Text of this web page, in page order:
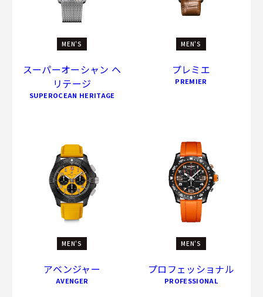
MEN'S
スーパーオーシャン ヘ
リテージ
SUPEROCEAN HERITAGE
MEN'S
プレミエ
PREMIER
MEN'S
アベンジャー
AVENGER
MEN'S
プロフェッショナル
PROFESSIONAL